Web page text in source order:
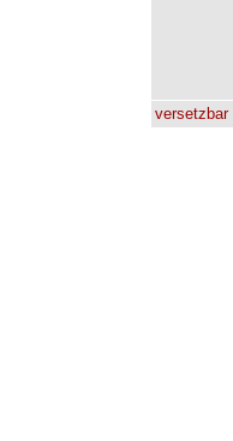
versetzbar